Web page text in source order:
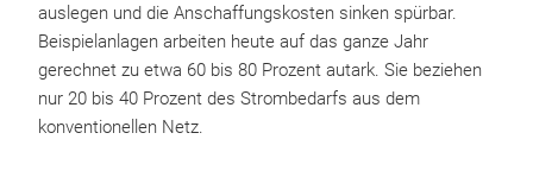
auslegen und die Anschaffungskosten sinken spürbar.
Beispielanlagen arbeiten heute auf das ganze Jahr
gerechnet zu etwa 60 bis 80 Prozent autark. Sie beziehen
nur 20 bis 40 Prozent des Strombedarfs aus dem
konventionellen Netz.